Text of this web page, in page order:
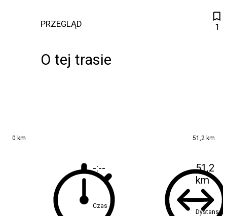
PRZEGLĄD
O tej trasie
1
0 km 51,2 km
-:--
Czas
51,2
km
Dystans